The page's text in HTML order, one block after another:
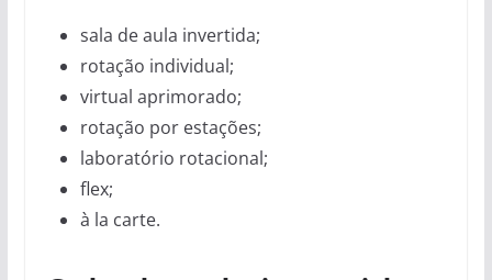
sala de aula invertida;
rotação individual;
virtual aprimorado;
rotação por estações;
laboratório rotacional;
flex;
à la carte.